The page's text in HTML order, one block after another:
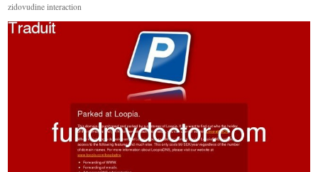
zidovudine interaction